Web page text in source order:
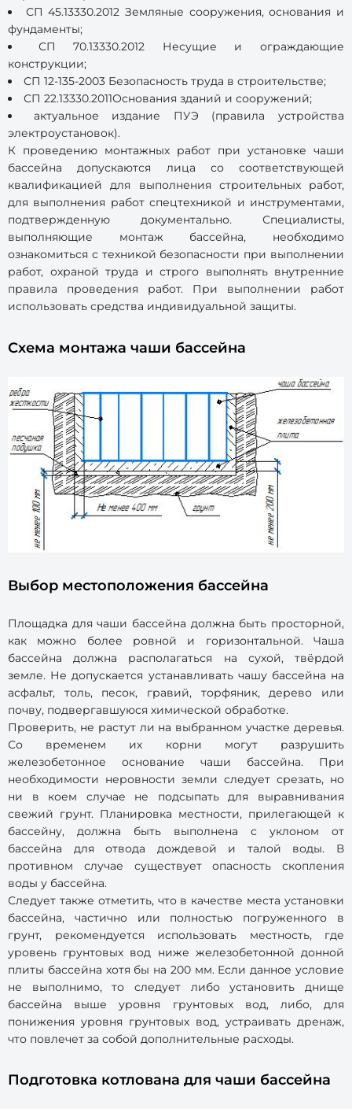
СП 45.13330.2012 Земляные сооружения, основания и
фундаменты;
СП 70.13330.2012 Несущие и ограждающие
конструкции;
СП 12-135-2003 Безопасность труда в строительстве;
СП 22.13330.2011Основания зданий и сооружений;
актуальное издание ПУЭ (правила устройства
электроустановок).
К проведению монтажных работ при установке чаши
бассейна допускаются лица со соответствующей
квалификацией для выполнения строительных работ,
для выполнения работ спецтехникой и инструментами,
подтвержденную документально. Специалисты,
выполняющие монтаж бассейна, необходимо
ознакомиться с техникой безопасности при выполнении
работ, охраной труда и строго выполнять внутренние
правила проведения работ. При выполнении работ
использовать средства индивидуальной защиты.
Схема монтажа чаши бассейна
Выбор местоположения бассейна
Площадка для чаши бассейна должна быть просторной,
как можно более ровной и горизонтальной. Чаша
бассейна должна располагаться на сухой, твёрдой
земле. Не допускается устанавливать чашу бассейна на
асфальт, толь, песок, гравий, торфяник, дерево или
почву, подвергавшуюся химической обработке.
Проверить, не растут ли на выбранном участке деревья.
Со временем их корни могут разрушить
железобетонное основание чаши бассейна. При
необходимости неровности земли следует срезать, но
ни в коем случае не подсыпать для выравнивания
свежий грунт. Планировка местности, прилегающей к
бассейну, должна быть выполнена с уклоном от
бассейна для отвода дождевой и талой воды. В
противном случае существует опасность скопления
воды у бассейна.
Следует также отметить, что в качестве места установки
бассейна, частично или полностью погруженного в
грунт, рекомендуется использовать местность, где
уровень грунтовых вод ниже железобетонной донной
плиты бассейна хотя бы на 200 мм. Если данное условие
не выполнимо, то следует либо установить днище
бассейна выше уровня грунтовых вод, либо, для
понижения уровня грунтовых вод, устраивать дренаж,
что повлечет за собой дополнительные расходы.
Подготовка котлована для чаши бассейна